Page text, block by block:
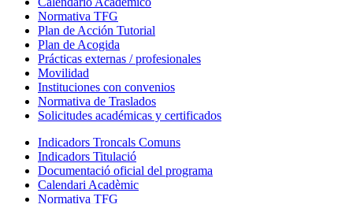
Normativa TFG
Plan de Acción Tutorial
Plan de Acogida
Prácticas externas / profesionales
Movilidad
Instituciones con convenios
Normativa de Traslados
Solicitudes académicas y certificados
Indicadors Troncals Comuns
Indicadors Titulació
Documentació oficial del programa
Calendari Acadèmic
Normativa TFG